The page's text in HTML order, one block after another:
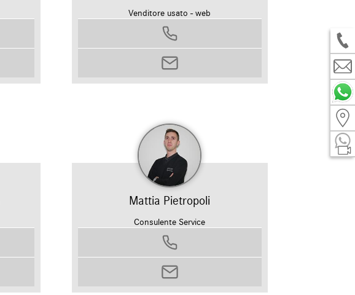
Venditore usato - web
0458799311
filippo.brunello@autosilver.it
Mattia Pietropoli
Consulente Service
0458799311
mattia.pietropoli@autosilver.it